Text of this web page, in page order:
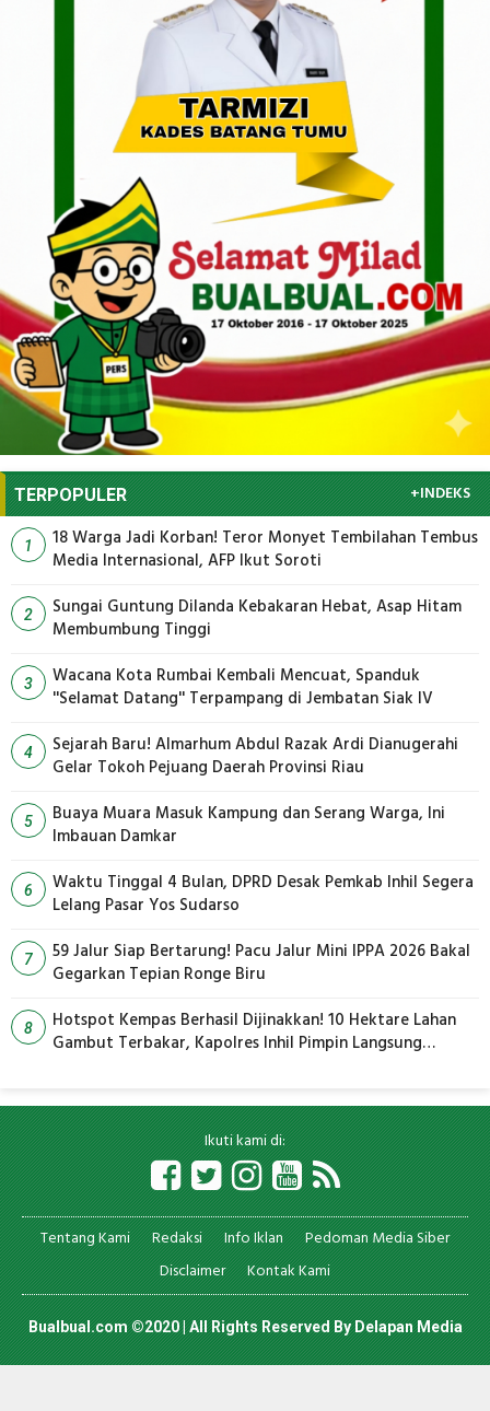
TERPOPULER +INDEKS
1
18 Warga Jadi Korban! Teror Monyet Tembilahan Tembus
Media Internasional, AFP Ikut Soroti
2
Sungai Guntung Dilanda Kebakaran Hebat, Asap Hitam
Membumbung Tinggi
3
Wacana Kota Rumbai Kembali Mencuat, Spanduk
''Selamat Datang'' Terpampang di Jembatan Siak IV
4
Sejarah Baru! Almarhum Abdul Razak Ardi Dianugerahi
Gelar Tokoh Pejuang Daerah Provinsi Riau
5
Buaya Muara Masuk Kampung dan Serang Warga, Ini
Imbauan Damkar
6
Waktu Tinggal 4 Bulan, DPRD Desak Pemkab Inhil Segera
Lelang Pasar Yos Sudarso
7
59 Jalur Siap Bertarung! Pacu Jalur Mini IPPA 2026 Bakal
Gegarkan Tepian Ronge Biru
8
Hotspot Kempas Berhasil Dijinakkan! 10 Hektare Lahan
Gambut Terbakar, Kapolres Inhil Pimpin Langsung
Ikuti kami di:
Tentang Kami Redaksi Info Iklan
Pedoman Media Siber
Disclaimer
Kontak Kami
Bualbual.com ©2020 | All Rights Reserved ByDelapan Media